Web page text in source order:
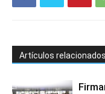
Artículos relacionados